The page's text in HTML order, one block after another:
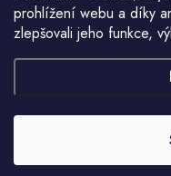
prohlížení webu a díky
zlepšovali jeho funkce,
Ján Kubala
anglicky .